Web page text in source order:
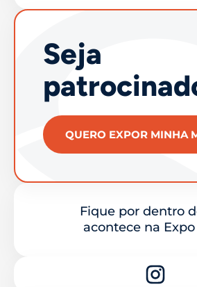
Seja
QUERO EXPOR MINHA
Fique por dentro
acontece na Expo